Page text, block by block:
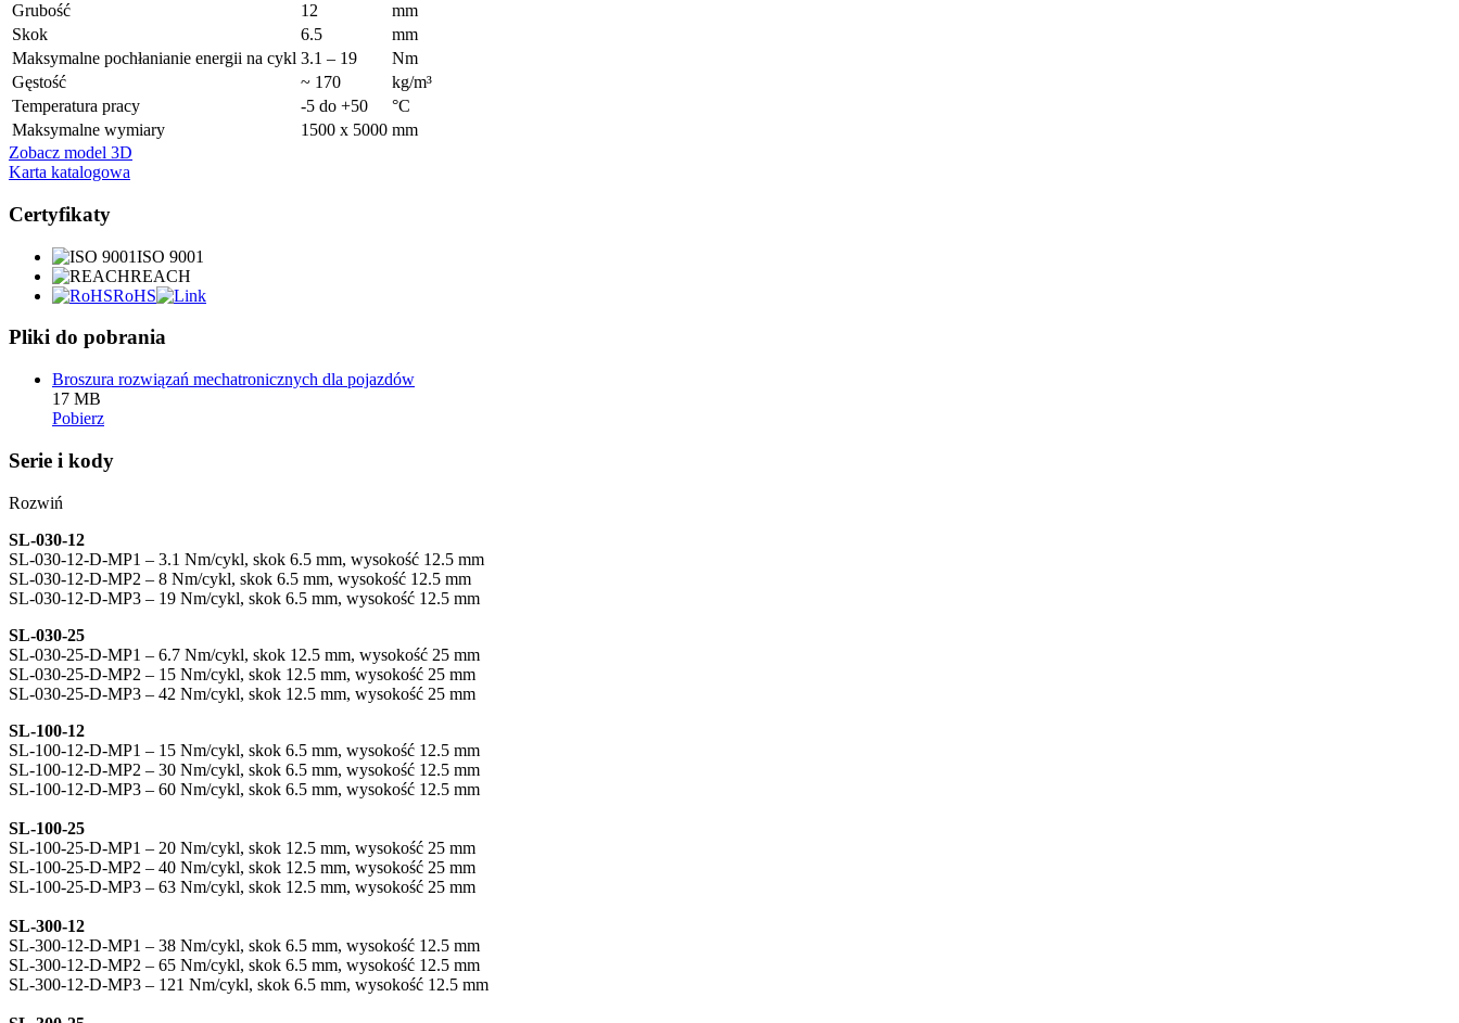
Grubość
12
mm
Skok
6.5
mm
Maksymalne pochłanianie energii na cykl 3.1 – 19
Nm
Gęstość
~ 170
kg/m³
Temperatura pracy
-5 do +50
°C
Maksymalne wymiary
1500 x 5000 mm
Zobacz model 3D
Karta katalogowa
Certyfikaty
ISO 9001
REACH
RoHS
Pliki do pobrania
Broszura rozwiązań mechatronicznych dla pojazdów
17 MB
Pobierz
Serie i kody
Rozwiń
SL-030-12
SL-030-12-D-MP1 – 3.1 Nm/cykl, skok 6.5 mm, wysokość 12.5 mm
SL-030-12-D-MP2 – 8 Nm/cykl, skok 6.5 mm, wysokość 12.5 mm
SL-030-12-D-MP3 – 19 Nm/cykl, skok 6.5 mm, wysokość 12.5 mm
SL-030-25
SL-030-25-D-MP1 – 6.7 Nm/cykl, skok 12.5 mm, wysokość 25 mm
SL-030-25-D-MP2 – 15 Nm/cykl, skok 12.5 mm, wysokość 25 mm
SL-030-25-D-MP3 – 42 Nm/cykl, skok 12.5 mm, wysokość 25 mm
SL-100-12
SL-100-12-D-MP1 – 15 Nm/cykl, skok 6.5 mm, wysokość 12.5 mm
SL-100-12-D-MP2 – 30 Nm/cykl, skok 6.5 mm, wysokość 12.5 mm
SL-100-12-D-MP3 – 60 Nm/cykl, skok 6.5 mm, wysokość 12.5 mm
SL-100-25
SL-100-25-D-MP1 – 20 Nm/cykl, skok 12.5 mm, wysokość 25 mm
SL-100-25-D-MP2 – 40 Nm/cykl, skok 12.5 mm, wysokość 25 mm
SL-100-25-D-MP3 – 63 Nm/cykl, skok 12.5 mm, wysokość 25 mm
SL-300-12
SL-300-12-D-MP1 – 38 Nm/cykl, skok 6.5 mm, wysokość 12.5 mm
SL-300-12-D-MP2 – 65 Nm/cykl, skok 6.5 mm, wysokość 12.5 mm
SL-300-12-D-MP3 – 121 Nm/cykl, skok 6.5 mm, wysokość 12.5 mm